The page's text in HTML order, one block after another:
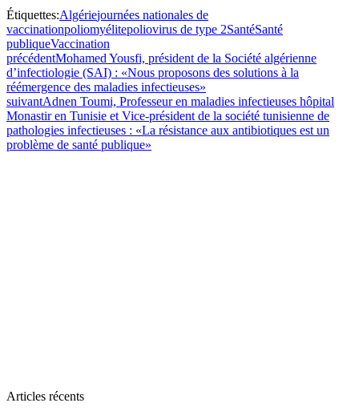
Étiquettes:Algériejournées nationales de
vaccinationpoliomyélitepoliovirus de type 2SantéSanté
publiqueVaccination
précédentMohamed Yousfi, président de la Société algérienne
d’infectiologie (SAI) : «Nous proposons des solutions à la
réémergence des maladies infectieuses»
suivantAdnen Toumi, Professeur en maladies infectieuses hôpital
Monastir en Tunisie et Vice-président de la société tunisienne de
pathologies infectieuses : «La résistance aux antibiotiques est un
problème de santé publique»
Articles récents